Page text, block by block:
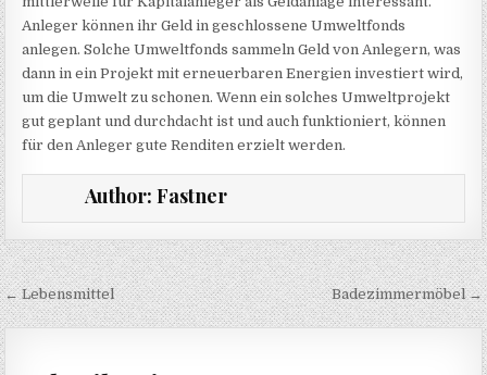
Anleger können ihr Geld in geschlossene Umweltfonds
anlegen. Solche Umweltfonds sammeln Geld von Anlegern, was
dann in ein Projekt mit erneuerbaren Energien investiert wird,
um die Umwelt zu schonen. Wenn ein solches Umweltprojekt
gut geplant und durchdacht ist und auch funktioniert, können
für den Anleger gute Renditen erzielt werden.
Author: Fastner
Beitragsnavigation
← Lebensmittel Badezimmermöbel →